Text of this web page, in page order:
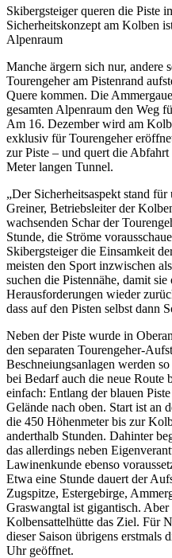
Skibergsteiger queren die Piste
Sicherheitskonzept am Kolben
Alpenraum
Manche ärgern sich nur, andere
Tourengeher am Pistenrand
Quere kommen. Die
gesamten Alpenraum den Weg
Am 16. Dezember wird am
exklusiv für Tourengeher
zur Piste – und quert die
Meter langen Tunnel.
„Der Sicherheitsaspekt stand
Greiner, Betriebsleiter der
wachsenden Schar der
Stunde, die Ströme
Skibergsteiger die Einsamkeit
meisten den Sport inzwischen
suchen die Pistennähe, damit
Herausforderungen wieder
dass auf den Pisten selbst dann
Neben der Piste wurde in
den separaten Tourengeher-
Beschneiungsanlagen werden
bei Bedarf auch die neue Route
einfach: Entlang der blauen
Gelände nach oben. Start ist an
die 450 Höhenmeter bis zur
anderthalb Stunden. Dahinter
das allerdings neben
Lawinenkunde ebenso
Etwa eine Stunde dauert der
Zugspitze, Estergebirge,
Graswangtal ist gigantisch.
Kolbensattelhütte das Ziel. Für
dieser Saison übrigens erstmals
Uhr geöffnet.